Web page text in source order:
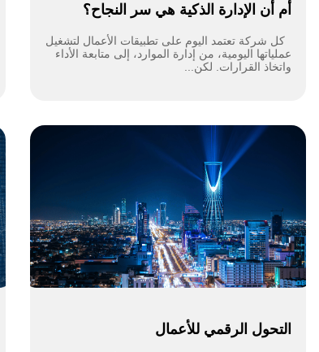
أم أن الإدارة الذكية هي سر النجاح؟
كل شركة تعتمد اليوم على تطبيقات الأعمال لتشغيل
عملياتها اليومية، من إدارة الموارد، إلى متابعة الأداء
واتخاذ القرارات. لكن...
التحول الرقمي للأعمال